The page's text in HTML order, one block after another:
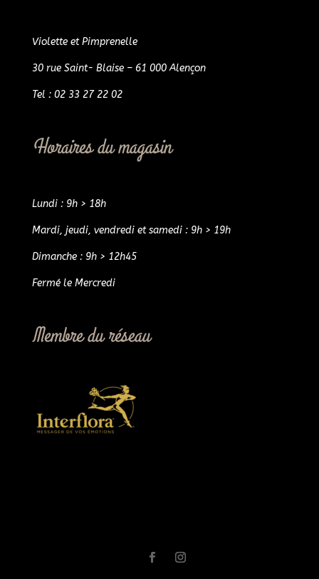
Violette et Pimprenelle
30 rue Saint- Blaise – 61 000 Alençon
Tel : 02 33 27 22 02
Horaires du magasin
Lundi : 9h > 18h
Mardi, jeudi, vendredi et samedi : 9h > 19h
Dimanche : 9h > 12h45
Fermé le Mercredi
Membre du réseau